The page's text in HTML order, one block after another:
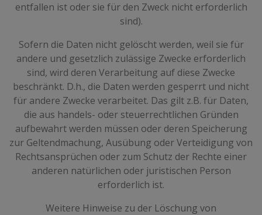
entfallen ist oder sie für den Zweck nicht erforderlich
sind).
Sofern die Daten nicht gelöscht werden, weil sie für
andere und gesetzlich zulässige Zwecke erforderlich
sind, wird deren Verarbeitung auf diese Zwecke
beschränkt. D.h., die Daten werden gesperrt und nicht
für andere Zwecke verarbeitet. Das gilt z.B. für Daten,
die aus handels- oder steuerrechtlichen Gründen
aufbewahrt werden müssen oder deren Speicherung
zur Geltendmachung, Ausübung oder Verteidigung von
Rechtsansprüchen oder zum Schutz der Rechte einer
anderen natürlichen oder juristischen Person
erforderlich ist.
Weitere Hinweise zu der Löschung von